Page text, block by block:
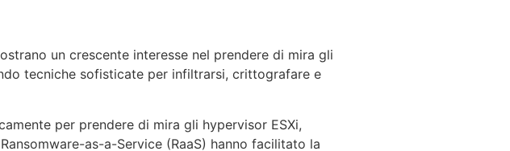
un crescente interesse nel prendere di mira gli
tecniche sofisticate per infiltrarsi, crittografare e
per prendere di mira gli hypervisor ESXi,
as-a-Service (RaaS) hanno facilitato la